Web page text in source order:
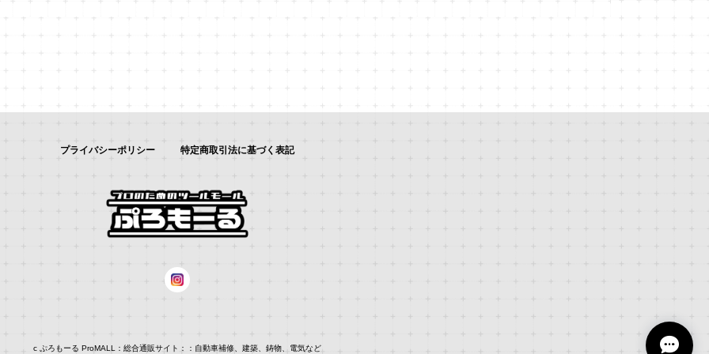
プライバシーポリシー 特定商取引法に基づく表記
c ぷろもーる ProMALL：総合通販サイト：：自動車補修、建築、鋳物、電気など